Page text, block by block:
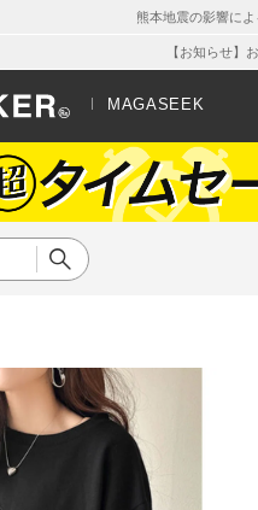
熊本地震の影響に
【お知らせ】
MAGASEEK